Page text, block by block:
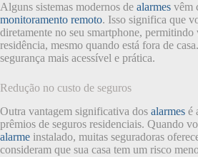
Alguns sistemas modernos de alarmes vêm
monitoramento remoto. Isso significa que
diretamente no seu smartphone,
residência, mesmo quando está fora de
segurança mais acessível e prática.
Redução no custo de seguros
Outra vantagem significativa dos alarmes é
prêmios de seguros residenciais. Quando
alarme instalado, muitas seguradoras
consideram que sua casa tem um risco